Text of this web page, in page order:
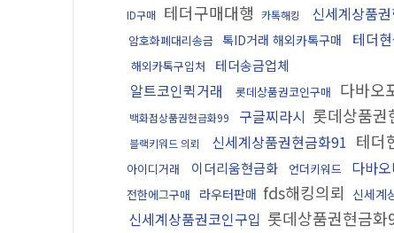
ID구매 테더구매대행 카톡해킹 신세계상품
암호화폐대리송금 톡ID거래 해외카톡구매 테더
해외카톡구입처 테더송금업체
알트코인퀵거래 롯데상품권코인구매 다바오
백화점상품권현금화99 구글찌라시 롯데상품
블랙키워드 의뢰 신세계상품권현금화91 테더
아이디거래
이더리움현금화 언더키워드 다바
전한에그구매
라우터판매 fds해킹의뢰 신세계
신세계상품권코인구입 롯데상품권현금화